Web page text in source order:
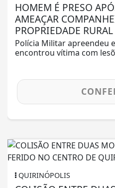
HOMEM É PRESO
AMEAÇAR
PROPRIEDADE
Polícia Militar apreendeu
encontrou vítima com
QUIRINÓPOLIS